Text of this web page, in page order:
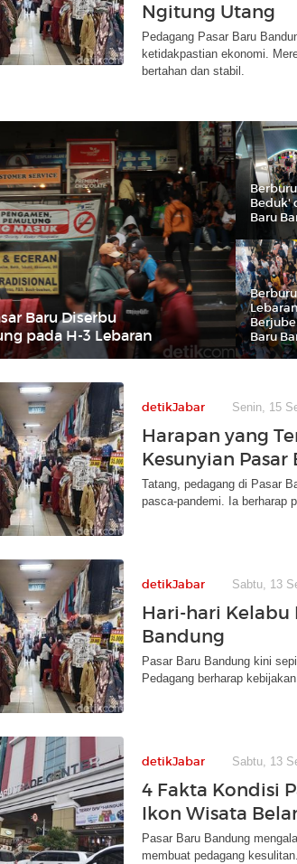
Ngitung Utang
Pedagang Pasar Baru
ketidakpastian ekonomi.
bertahan dan stabil.
Baru Diserbu
pada H-3 Lebaran
Beduk'
Baru
Baru
detikJabar Senin, 15
Harapan yang
Kesunyian
Tatang, pedagang di Pasar
pasca-pandemi. Ia berharap
detikJabar Sabtu, 13
Hari-hari Kelabu
Bandung
Pasar Baru Bandung kini
Pedagang berharap
detikJabar Sabtu, 13
4 Fakta Kondisi
Ikon Wisata
Pasar Baru Bandung
membuat pedagang